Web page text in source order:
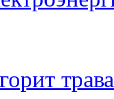
трава